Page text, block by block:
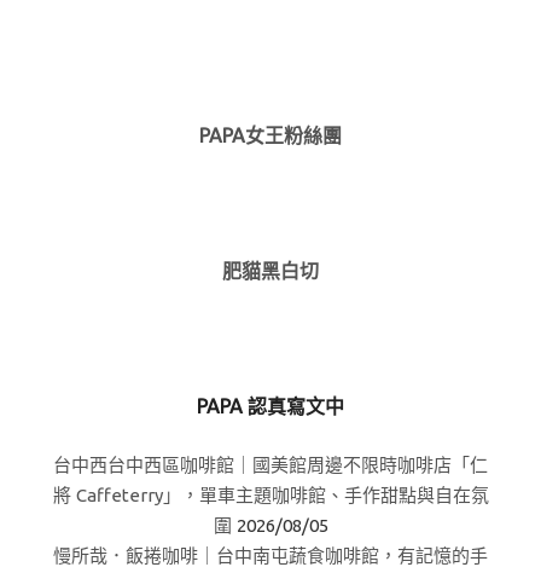
PAPA女王粉絲團
肥貓黑白切
PAPA 認真寫文中
台中西台中西區咖啡館｜國美館周邊不限時咖啡店「仁
將 Caffeterry」，單車主題咖啡館、手作甜點與自在氛
圍 2026/08/05
慢所哉．飯捲咖啡｜台中南屯蔬食咖啡館，有記憶的手